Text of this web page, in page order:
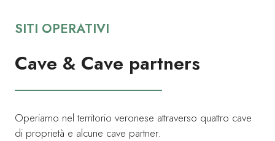
SITI OPERATIVI
Cave & Cave partners
Operiamo nel territorio veronese attraverso quattro cave
di proprietà e alcune cave partner.